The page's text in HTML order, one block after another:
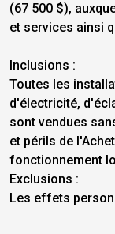
(67 500 $),
et services ainsi
Inclusions :
Toutes les
d'électricité,
sont vendues
et périls de
fonctionnement
Exclusions :
Les effets